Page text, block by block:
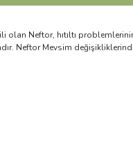
Neftor, hıtıltı
Neftor Mevsim